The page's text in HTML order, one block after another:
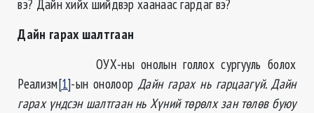
вэ? Дайн хийх шийдвэр хаанаас гардаг вэ?
Дайн гарах шалтгаан
ОУХ-ны онолын голлох сургууль болох
Реализм[1]-ын онолоор Дайн гарах нь гарцаагүй. Дайн
гарах үндсэн шалтгаан нь Хүний төрөлх зан төлөв буюу